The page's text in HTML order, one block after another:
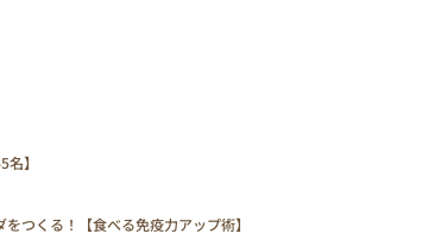
】
つくる！【食べる免疫力アップ術】